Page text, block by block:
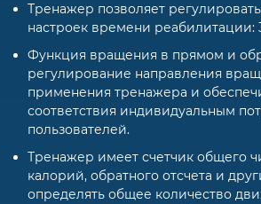
Тренажер позволяет
настроек времени реабилитации:
Функция вращения в прямом и
регулирование направления
применения тренажера и
соответствия индивидуальным
пользователей.
Тренажер имеет счетчик общего
калорий, обратного отсчета и
определять общее количество